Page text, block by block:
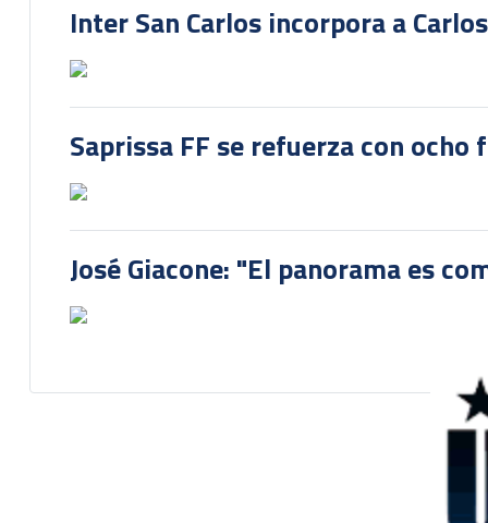
Inter San Carlos incorpora a
Saprissa FF se refuerza con
José Giacone: "El panorama es